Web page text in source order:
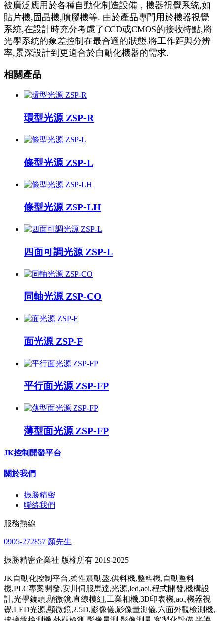
被廣泛應用於各種自動化制造設備，機器視覺系統,如
貼片機,固晶機,噴膠機等. 由於產品專門用於機器視覺
系統,在設計時充分考慮了CCD或CMOS的接收特點,將
光學系統的象差控制在最合適的狀態,將工作距與分辨
率,景深設計到更適合於自動化機器的需求.
相關產品
環型光源 ZSP-R
條型光源 ZSP-L
條型光源 ZSP-LH
四面可調光源 ZSP-L
同軸光源 ZSP-CO
面光源 ZSP-F
平行面光源 ZSP-FP
薄型面光源 ZSP-FP
JK控制開發平台
關於我們
振勝精密
聯絡我們
服務熱線
0905-272857 顏先生
振勝精密企業社 版權所有 2019-2025
JK自動化控制平台,柔性震動盤,供料機,整料機,自動整料
機,PLC專案開發,安川伺服馬達,光源,led,aoi,程式開發,機構設
計,光學鏡頭,顯微鏡,直線模組,工業相機,3D印表機,aoi,機器視
覺,LED光源,顯微鏡,2.5D,影像儀,影像量測儀,六面外觀檢測機,